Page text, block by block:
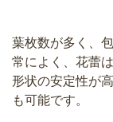
葉枚数が多く、
常によく、花蕾
形状の安定性が
も可能です。